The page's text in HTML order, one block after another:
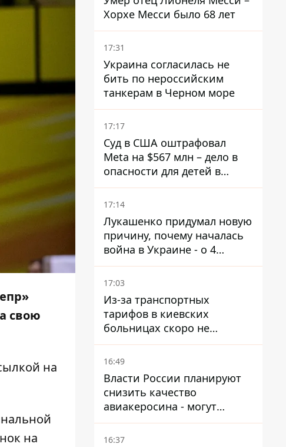
свою
на
на
Хорхе Месси было 68 лет
17:31
Украина согласилась не
бить по нероссийским
танкерам в Черном море
17:17
Суд в США оштрафовал
Meta на $567 млн ​​– дело в
опасности для детей в
соцсетях
17:14
Лукашенко придумал новую
причину, почему началась
война в Украине - о 4
позициях речь не идет
17:03
Из-за транспортных
тарифов в киевских
больницах скоро не
останется медсестер и
санитарок - профессор
16:49
Власти России планируют
снизить качество
авиакеросина - могут
появиться проблемы с
самолетами в Якутию
16:37